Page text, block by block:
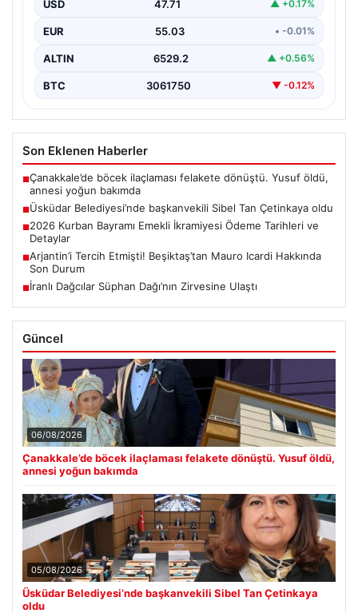
USD 47.71 ▲ +0.17%
EUR 55.03 • -0.01%
ALTIN 6529.2 ▲ +0.56%
BTC 3061750 ▼ -0.12%
Son Eklenen Haberler
■Çanakkale’de böcek ilaçlaması felakete dönüştü. Yusuf öldü,
annesi yoğun bakımda
■Üsküdar Belediyesi’nde başkanvekili Sibel Tan Çetinkaya oldu
■2026 Kurban Bayramı Emekli İkramiyesi Ödeme Tarihleri ve
Detaylar
■Arjantin’i Tercih Etmişti! Beşiktaş’tan Mauro Icardi Hakkında
Son Durum
■İranlı Dağcılar Süphan Dağı’nın Zirvesine Ulaştı
Güncel
06/08/2026
Çanakkale’de böcek ilaçlaması felakete dönüştü. Yusuf öldü,
annesi yoğun bakımda
05/08/2026
Üsküdar Belediyesi’nde başkanvekili Sibel Tan Çetinkaya
oldu